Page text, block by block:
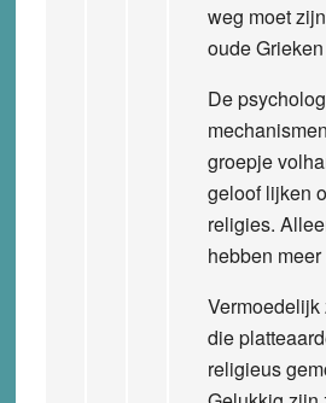
weg moet
oude
De
groepje
geloof lijken
religies.
hebben
die
religieus